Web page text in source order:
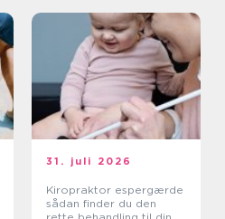
31. juli 2026
Kiropraktor espergærde
sådan finder du den